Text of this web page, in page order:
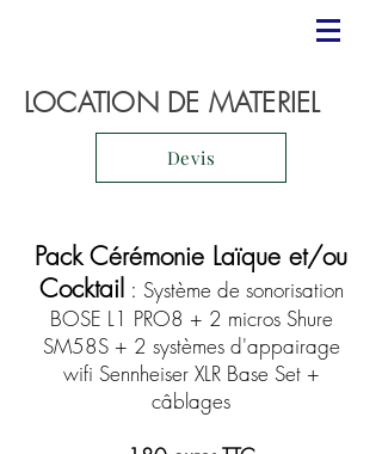
LOCATION DE MATERIEL
Devis
Pack Cérémonie Laïque et/ou
Cocktail : Système de sonorisation
BOSE L1 PRO8 + 2 micros Shure
SM58S + 2 systèmesd'appairage
wifi Sennheiser XLR Base Set+
câblages